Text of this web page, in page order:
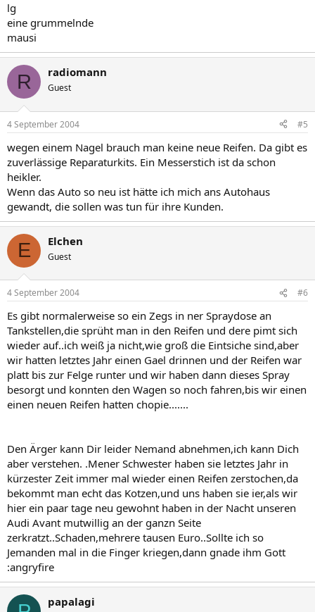
lg
eine grummelnde
mausi
R radiomann
Guest
4 September 2004 #5
wegen einem Nagel brauch man keine neue Reifen. Da gibt es
zuverlässige Reparaturkits. Ein Messerstich ist da schon
heikler.
Wenn das Auto so neu ist hätte ich mich ans Autohaus
gewandt, die sollen was tun für ihre Kunden.
E Elchen
Guest
4 September 2004 #6
Es gibt normalerweise so ein Zegs in ner Spraydose an
Tankstellen,die sprüht man in den Reifen und dere pimt sich
wieder auf..ich weiß ja nicht,wie groß die Eintsiche sind,aber
wir hatten letztes Jahr einen Gael drinnen und der Reifen war
platt bis zur Felge runter und wir haben dann dieses Spray
besorgt und konnten den Wagen so noch fahren,bis wir einen
einen neuen Reifen hatten chopie.......
Den Ärger kann Dir leider Nemand abnehmen,ich kann Dich
aber verstehen. .Mener Schwester haben sie letztes Jahr in
kürzester Zeit immer mal wieder einen Reifen zerstochen,da
bekommt man echt das Kotzen,und uns haben sie ier,als wir
hier ein paar tage neu gewohnt haben in der Nacht unseren
Audi Avant mutwillig an der ganzn Seite
zerkratzt..Schaden,mehrere tausen Euro..Sollte ich so
Jemanden mal in die Finger kriegen,dann gnade ihm Gott
:angryfire
papalagi